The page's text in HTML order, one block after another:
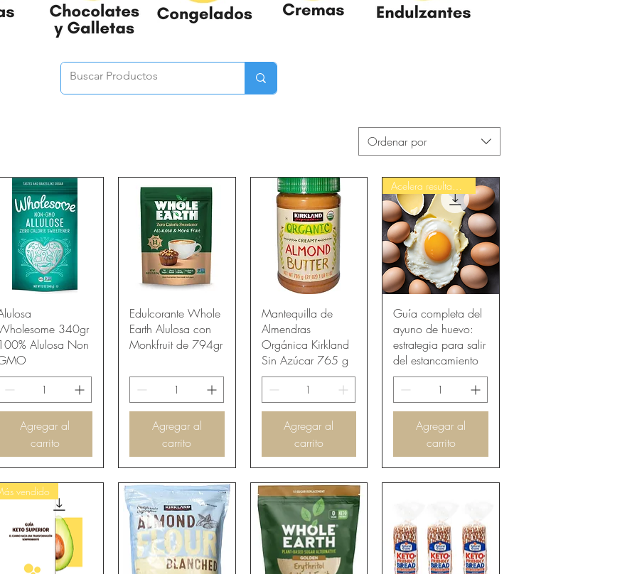
Ordenar por
Vista rápida
340gr
100% Alulosa Non
Agregar al
carrito
Vista rápida
Edulcorante Whole
Earth Alulosa con
Monkfruit de 794gr
Agregar al
carrito
Vista rápida
Mantequilla de
Almendras
Orgánica Kirkland
Sin Azúcar 765 g
Agregar al
carrito
Vista rápida
Acelera resultados
Guía completa del
ayuno de huevo:
estrategia para salir
del estancamiento
Agregar al
carrito
vendido